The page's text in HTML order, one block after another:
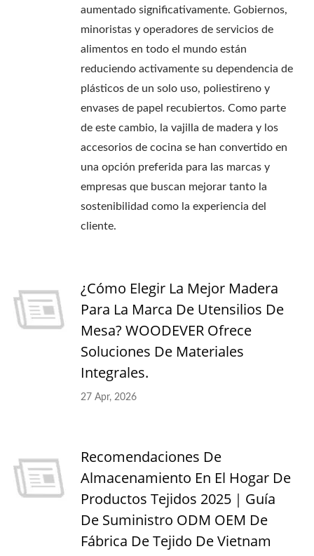
aumentado significativamente. Gobiernos,
minoristas y operadores de servicios de
alimentos en todo el mundo están
reduciendo activamente su dependencia de
plásticos de un solo uso, poliestireno y
envases de papel recubiertos. Como parte
de este cambio, la vajilla de madera y los
accesorios de cocina se han convertido en
una opción preferida para las marcas y
empresas que buscan mejorar tanto la
sostenibilidad como la experiencia del
cliente.
¿Cómo Elegir La Mejor Madera
Para La Marca De Utensilios De
Mesa? WOODEVER Ofrece
Soluciones De Materiales
Integrales.
27 Apr, 2026
Recomendaciones De
Almacenamiento En El Hogar De
Productos Tejidos 2025｜Guía
De Suministro ODM OEM De
Fábrica De Tejido De Vietnam